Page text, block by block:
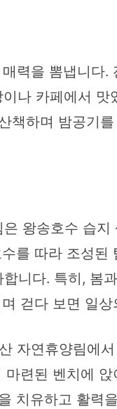
력을 뽐냅니다
나 카페에서
책하며 밤공기
왕송호수 습
를 따라 조성
니다. 특히, 봄
걷다 보면 일
자연휴양림에
련된 벤치에
치유하고 활력